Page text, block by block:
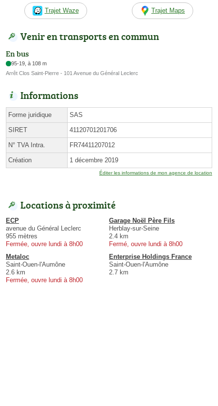
Trajet Waze Trajet Maps
Venir en transports en commun
En bus
95-19, à 108 m
Arrêt Clos Saint-Pierre - 101 Avenue du Général Leclerc
Informations
Forme juridique SAS
SIRET 41120701201706
N° TVA Intra. FR74411207012
Création 1 décembre 2019
Éditer les informations de mon agence de location
Locations à proximité
ECP
avenue du Général Leclerc
955 mètres
Fermée, ouvre lundi à 8h00
Garage Noël Père Fils
Herblay-sur-Seine
2.4 km
Fermé, ouvre lundi à 8h00
Metaloc
Saint-Ouen-l'Aumône
2.6 km
Fermée, ouvre lundi à 8h00
Enterprise Holdings France
Saint-Ouen-l'Aumône
2.7 km